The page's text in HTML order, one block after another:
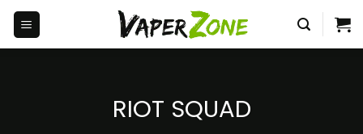
Saltar
contenido
RIOT SQUAD